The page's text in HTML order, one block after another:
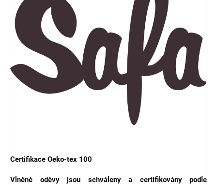
Certifikace Oeko-tex 100
Vlněné oděvy jsou schváleny a certifikovány podle